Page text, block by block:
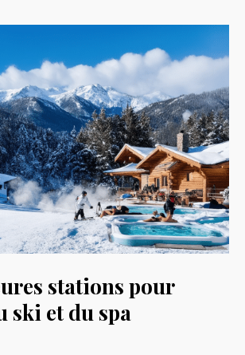
stations pour
ski et du spa